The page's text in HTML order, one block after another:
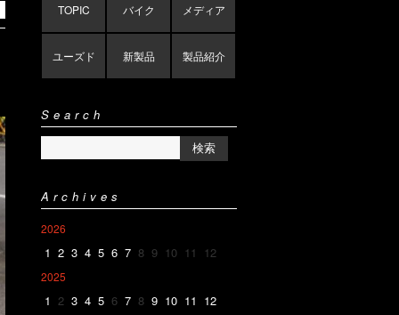
TOPIC バイク メディア
ユーズド 新製品 製品紹介
Search
Archives
2026
1 2 3 4 5 6 7 8 9 10 11 12
2025
1 2 3 4 5 6 7 8 9 10 11 12